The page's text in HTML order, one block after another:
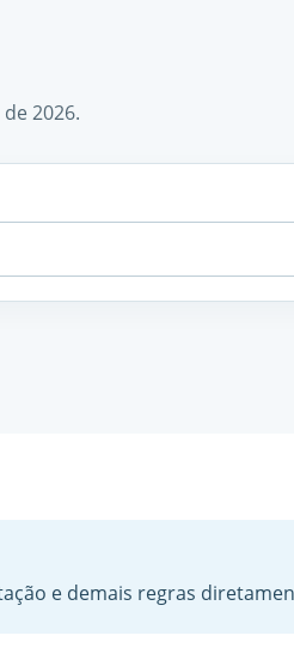
2026.
e demais regras